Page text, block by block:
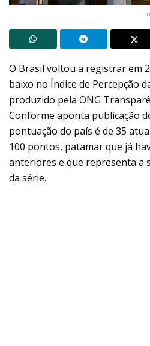
O Brasil voltou a registrar em
baixo no Índice de Percepção
produzido pela ONG
Conforme aponta publicação
pontuação do país é de 35
100 pontos, patamar que já
anteriores e que representa a
da série.